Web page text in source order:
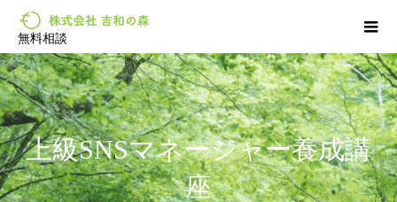
無料相談
上級SNSマネージャー養成講
座